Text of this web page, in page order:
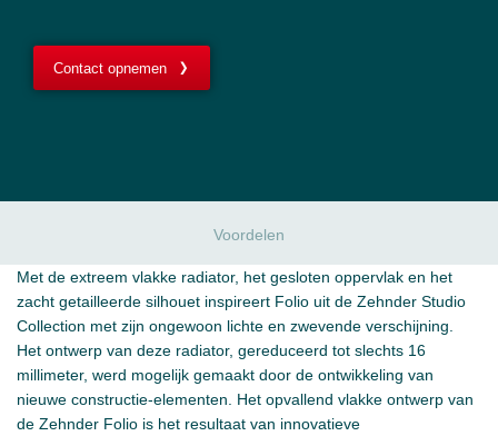
Contact opnemen
Voordelen
Met de extreem vlakke radiator, het gesloten oppervlak en het
zacht getailleerde silhouet inspireert Folio uit de Zehnder Studio
Collection met zijn ongewoon lichte en zwevende verschijning.
Het ontwerp van deze radiator, gereduceerd tot slechts 16
millimeter, werd mogelijk gemaakt door de ontwikkeling van
nieuwe constructie-elementen. Het opvallend vlakke ontwerp van
de Zehnder Folio is het resultaat van innovatieve